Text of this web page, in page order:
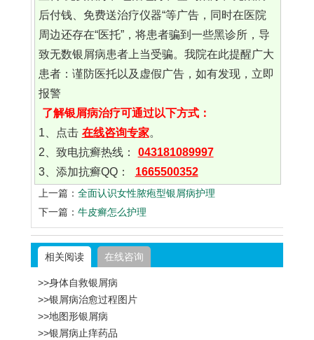
后付钱、免费送治疗仪器“等广告，同时在医院
周边还存在“医托”，将患者骗到一些黑诊所，导
致无数银屑病患者上当受骗。我院在此提醒广大
患者：谨防医托以及虚假广告，如有发现，立即
报警
了解银屑病治疗可通过以下方式：
1、点击 在线咨询专家。
2、致电抗癣热线：
043181089997
3、添加抗癣QQ：
1665500352
上一篇： 全面认识女性脓疱型银屑病护理
下一篇： 牛皮癣怎么护理
相关阅读 在线咨询
>>身体自救银屑病
>>银屑病治愈过程图片
>>地图形银屑病
>>银屑病止痒药品